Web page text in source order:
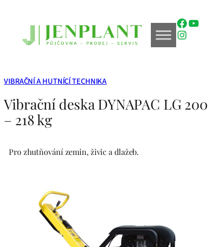
VIBRAČNÍ A HUTNÍCÍ TECHNIKA
Vibrační deska DYNAPAC LG 200
– 218 kg
Pro zhutňování zemin, živic a dlažeb.